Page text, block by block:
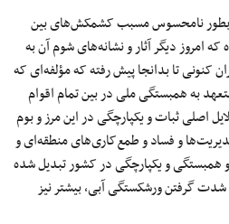
بطور نامحسوس مسبب کشمکش‌های بین
امروز دیگر آثار و نشانه‌های شوم آن به
کنونی تا بدانجا پیش رفته که مؤلفه‌ای که
به همبستگی ملی در بین تمام اقوام
اصلی ثبات و یکپارچگی در این مرز و بوم
و فساد و طمع‌کاری‌های منطقه‌ای و
همبستگی و یکپارچگی در کشور تبدیل شده
شدت گرفتن ورشکستگی آبی، بیشتر نیز